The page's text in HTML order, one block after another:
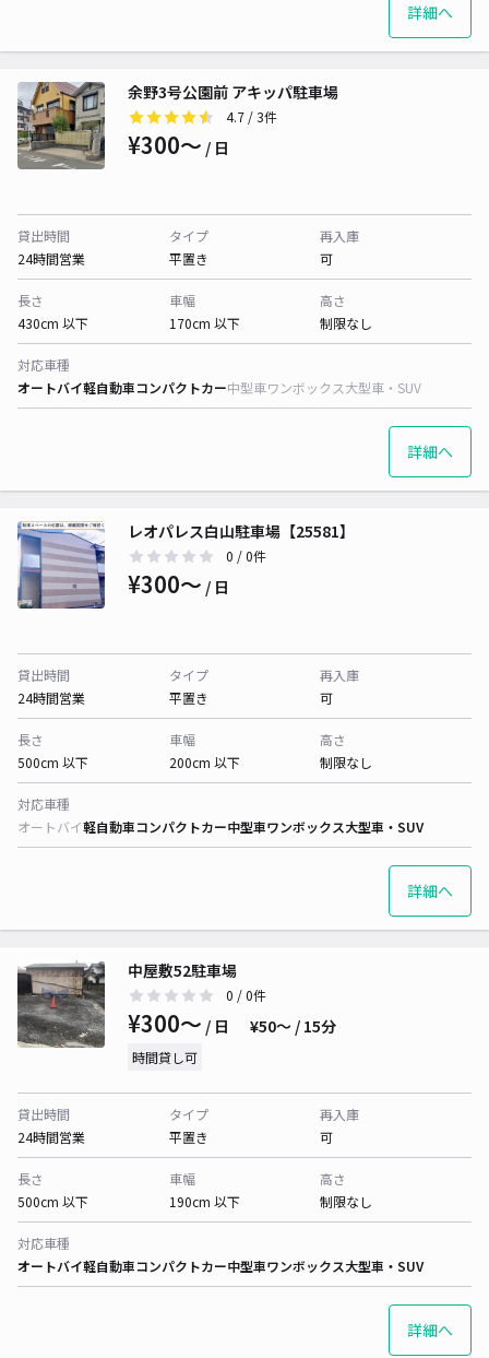
詳細へ
余野3号公園前 アキッパ駐車場
4.7 / 3件
¥300〜 / 日
貸出時間
24時間営業
タイプ
平置き
再入庫
可
長さ
430cm 以下
車幅
170cm 以下
高さ
制限なし
対応車種
オートバイ軽自動車コンパクトカー中型車ワンボックス大型車・SUV
詳細へ
レオパレス白山駐車場【25581】
0 / 0件
¥300〜 / 日
貸出時間
24時間営業
タイプ
平置き
再入庫
可
長さ
500cm 以下
車幅
200cm 以下
高さ
制限なし
対応車種
オートバイ軽自動車コンパクトカー中型車ワンボックス大型車・SUV
詳細へ
中屋敷52駐車場
0 / 0件
¥300〜 / 日 ¥50〜 / 15分
時間貸し可
貸出時間
24時間営業
タイプ
平置き
再入庫
可
長さ
500cm 以下
車幅
190cm 以下
高さ
制限なし
対応車種
オートバイ軽自動車コンパクトカー中型車ワンボックス大型車・SUV
詳細へ